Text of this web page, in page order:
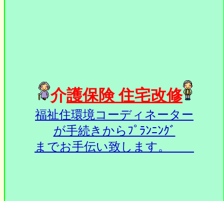
介護保険 住宅改修
福祉住環境コーディネーター
が手続きからﾌﾟﾗﾝﾆﾝｸﾞ
までお手伝い致します。